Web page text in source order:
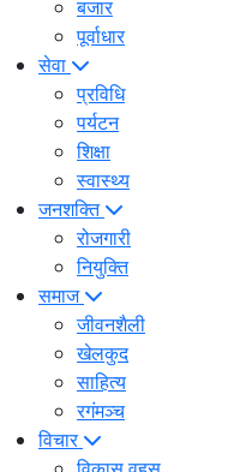
बजार
पूर्वाधार
सेवा
प्रविधि
पर्यटन
शिक्षा
स्वास्थ्य
जनशक्ति
रोजगारी
नियुक्ति
समाज
जीवनशैली
खेलकुद
साहित्य
रगंमञ्च
विचार